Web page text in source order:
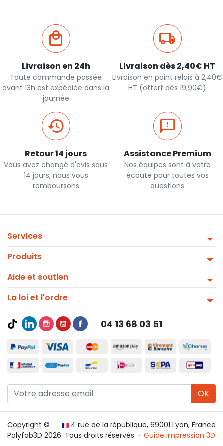
Livraison en 24h
Toute commande passée
avant 13h est expédiée dans la
journée
Livraison dès 2,40€ HT
Livraison en point relais à 2,40€
HT (offert dès 19,90€)
Retour 14 jours
Vous avez changé d'avis sous
14 jours, nous vous
remboursons
Assistance Premium
Nos équipes sont à votre
écoute pour toutes vos
questions
Services
Produits
Aide et soutien
La loi et l'ordre
04 13 68 03 51
OK
4 rue de la république, 69001 Lyon, France
Copyright ©
Polyfab3D 2026. Tous droits réservés. - Guide impression 3D